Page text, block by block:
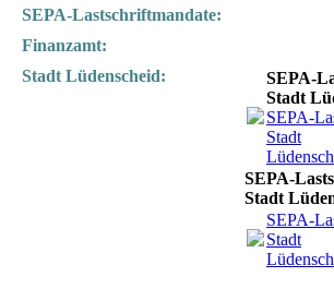
SEPA-Lastschriftmandate:
Finanzamt:
Stadt Lüdenscheid:
SEPA-
Stadt
SEPA-
Stadt
SEPA-
Stadt
SEPA-
Stadt